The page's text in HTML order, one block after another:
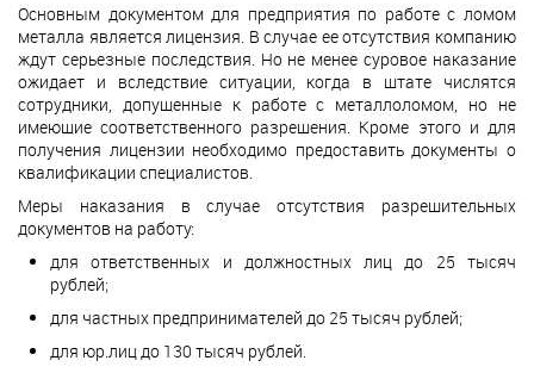
Основным документом для предприятия по работе с ломом
металла является лицензия. В случае ее отсутствия компанию
ждут серьезные последствия. Но не менее суровое наказание
ожидает и вследствие ситуации, когда в штате числятся
сотрудники, допущенные к работе с металлоломом, но не
имеющие соответственного разрешения. Кроме этого и для
получения лицензии необходимо предоставить документы о
квалификации специалистов.
Меры наказания в случае отсутствия разрешительных
документов на работу:
для ответственных и должностных лиц до 25 тысяч
рублей;
для частных предпринимателей до 25 тысяч рублей;
для юр.лиц до 130 тысяч рублей.